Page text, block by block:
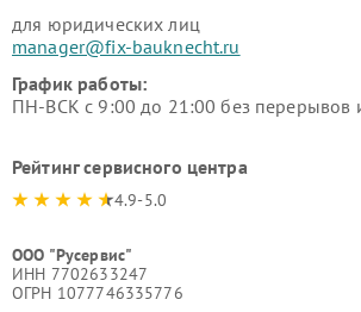
для юридических лиц
manager@fix-bauknecht.ru
График работы:
ПН-ВСК с 9:00 до 21:00 без перерывов
Рейтинг сервисного центра
4.9-5.0
ООО "Русервис"
ИНН 7702633247
ОГРН 1077746335776